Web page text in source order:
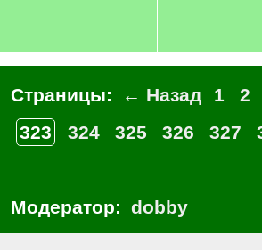
Страницы: ← Назад 1 2
323
324 325 326 327
Модератор: dobby